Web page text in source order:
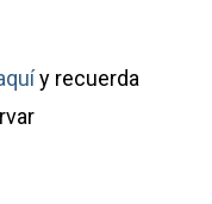
y recuerda